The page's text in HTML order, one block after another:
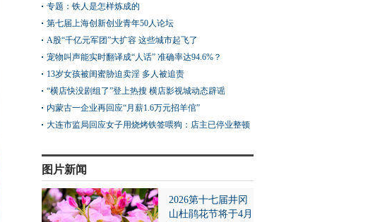
专题：铁人是怎样炼成的
第七届上海创新创业青年50人论坛
A股“千亿元军团”大扩容 这些城市起飞了
宠物叫声能实时翻译成“人话” 准确率达94.6%？
13岁女孩被闺蜜胁迫卖淫 多人被追责
“横店快没剧组了”登上热搜 横店影视城动态辟谣
内蒙古一企业再回应“月薪1.6万元招羊倌”
大连市监局回应女子用烧烤铁签喂狗：店主已停业整顿
图片新闻
2026第十七届井冈
山杜鹃花节将于4月